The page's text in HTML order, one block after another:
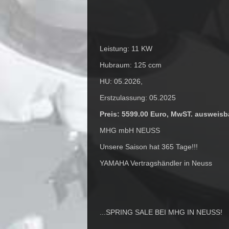
Leistung: 11 KW
Hubraum: 125 ccm
HU: 05.2026,
Erstzulassung: 05.2025
Preis: 5599.00 Euro, MwST.
MHG mbH NEUSS
Unsere Saison hat 365 Tage!!!
YAMAHA Vertragshändler in Neuss
...SPRING SALE BEI MHG IN NEUSS!